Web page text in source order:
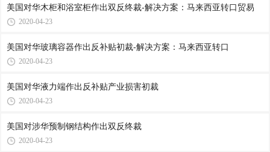
美国对华木柜和浴室柜作出双反终裁-解决方案：马来西亚转口贸易
2020-04-23
美国对华玻璃容器作出反补贴初裁-解决方案：马来西亚转口
2020-04-23
美国对华液力端作出反补贴产业损害初裁
2020-04-23
美国对涉华预制钢结构作出双反终裁
2020-04-23